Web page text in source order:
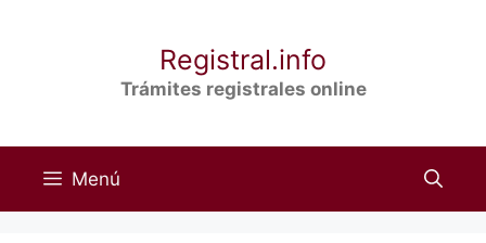
Registral.info
Trámites registrales online
Menú